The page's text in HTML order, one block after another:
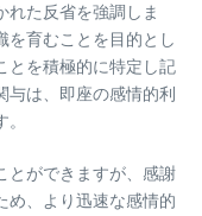
れた反省を強調しま
を育むことを目的とし
とを積極的に特定し記
与は、即座の感情的利
とができますが、感謝
め、より迅速な感情的